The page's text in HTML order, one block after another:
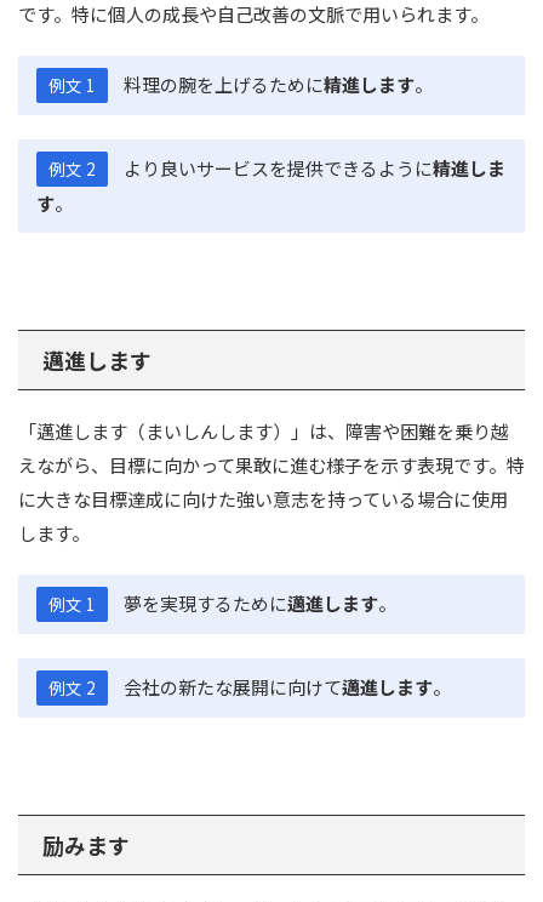
です。特に個人の成長や自己改善の文脈で用いられます。
例文 1 料理の腕を上げるために精進します。
例文 2 より良いサービスを提供できるように精進しま
す。
邁進します
「邁進します（まいしんします）」は、障害や困難を乗り越
えながら、目標に向かって果敢に進む様子を示す表現です。特
に大きな目標達成に向けた強い意志を持っている場合に使用
します。
例文 1 夢を実現するために邁進します。
例文 2 会社の新たな展開に向けて邁進します。
励みます